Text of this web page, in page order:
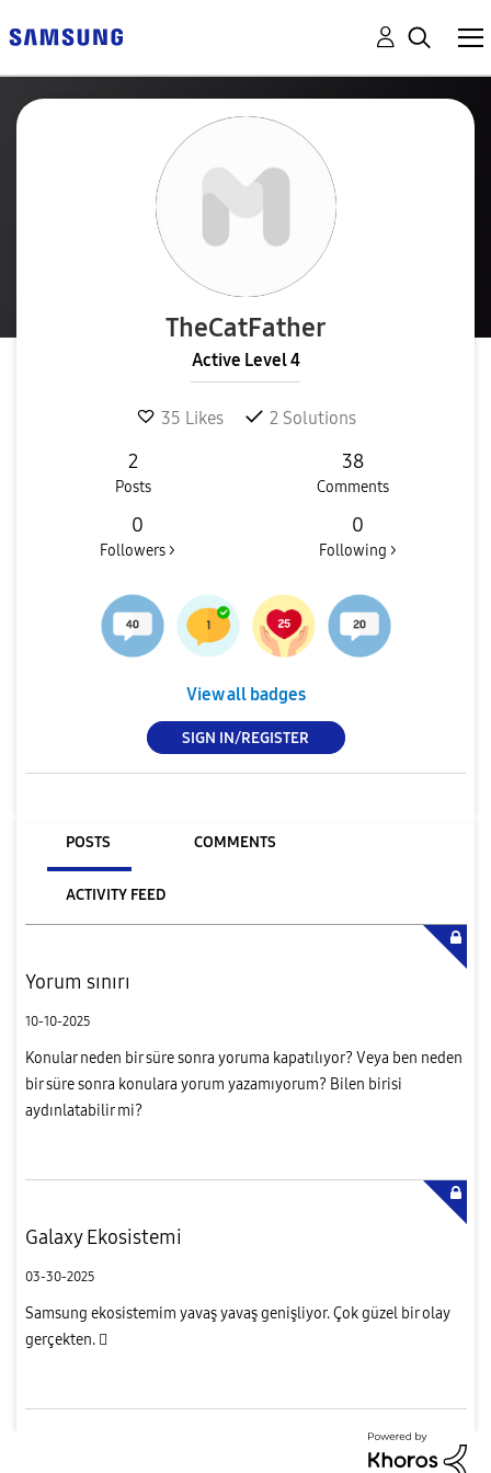
TheCatFather
Active Level 4
35 Likes 2 Solutions
2
Posts
38
Comments
0
Followers >
0
Following >
View all badges
SIGN IN/REGISTER
POSTS COMMENTS
ACTIVITY FEED
Yorum sınırı
10-10-2025
Konular neden bir süre sonra yoruma kapatılıyor? Veya ben neden
bir süre sonra konulara yorum yazamıyorum? Bilen birisi
aydınlatabilir mi?
Galaxy Ekosistemi
03-30-2025
Samsung ekosistemim yavaş yavaş genişliyor. Çok güzel bir olay
gerçekten. 